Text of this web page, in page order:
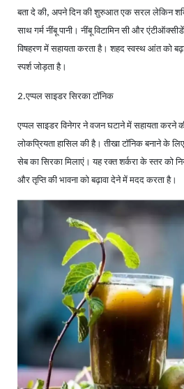
बता दे की, अपने दिन की शुरुआत एक सरल लेकिन
साथ गर्म नींबू पानी। नींबू विटामिन सी और
विषहरण में सहायता करता है। शहद स्वस्थ आंत को
स्पर्श जोड़ता है।
2.एप्पल साइडर सिरका टॉनिक
एप्पल साइडर विनेगर ने वजन घटाने में सहायता करने
लोकप्रियता हासिल की है। तीखा टॉनिक बनाने के
सेब का सिरका मिलाएं। यह रक्त शर्करा के स्तर को
और तृप्ति की भावना को बढ़ावा देने में मदद करता है।